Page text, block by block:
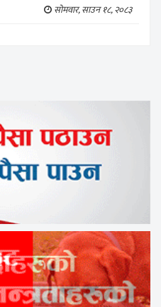
सोमवार, साउन १८, २०८३